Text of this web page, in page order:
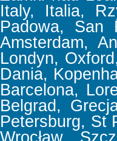
Italy, Italia,
Padowa, San
Amsterdam,
Londyn,
Dania,
Barcelona,
Belgrad,
Petersburg, St
Wrocław,